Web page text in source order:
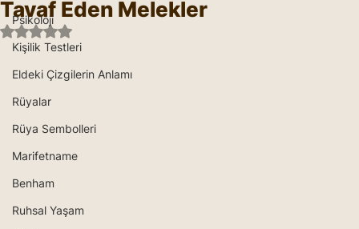
Psikoloji
Kişilik Testleri
Eldeki Çizgilerin Anlamı
Rüyalar
Rüya Sembolleri
Marifetname
Benham
Ruhsal Yaşam
Tavaf Eden Melekler
5 üzerinden NaN yıldız